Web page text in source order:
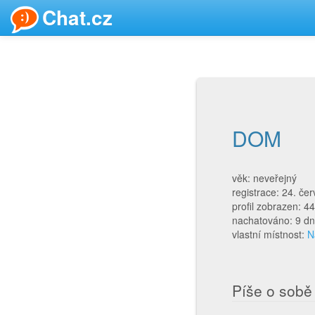
Chat.cz
DOM
věk: neveřejný
registrace: 24.
profil zobrazen:
nachatováno: 9
vlastní místnost:
Píše o sobě